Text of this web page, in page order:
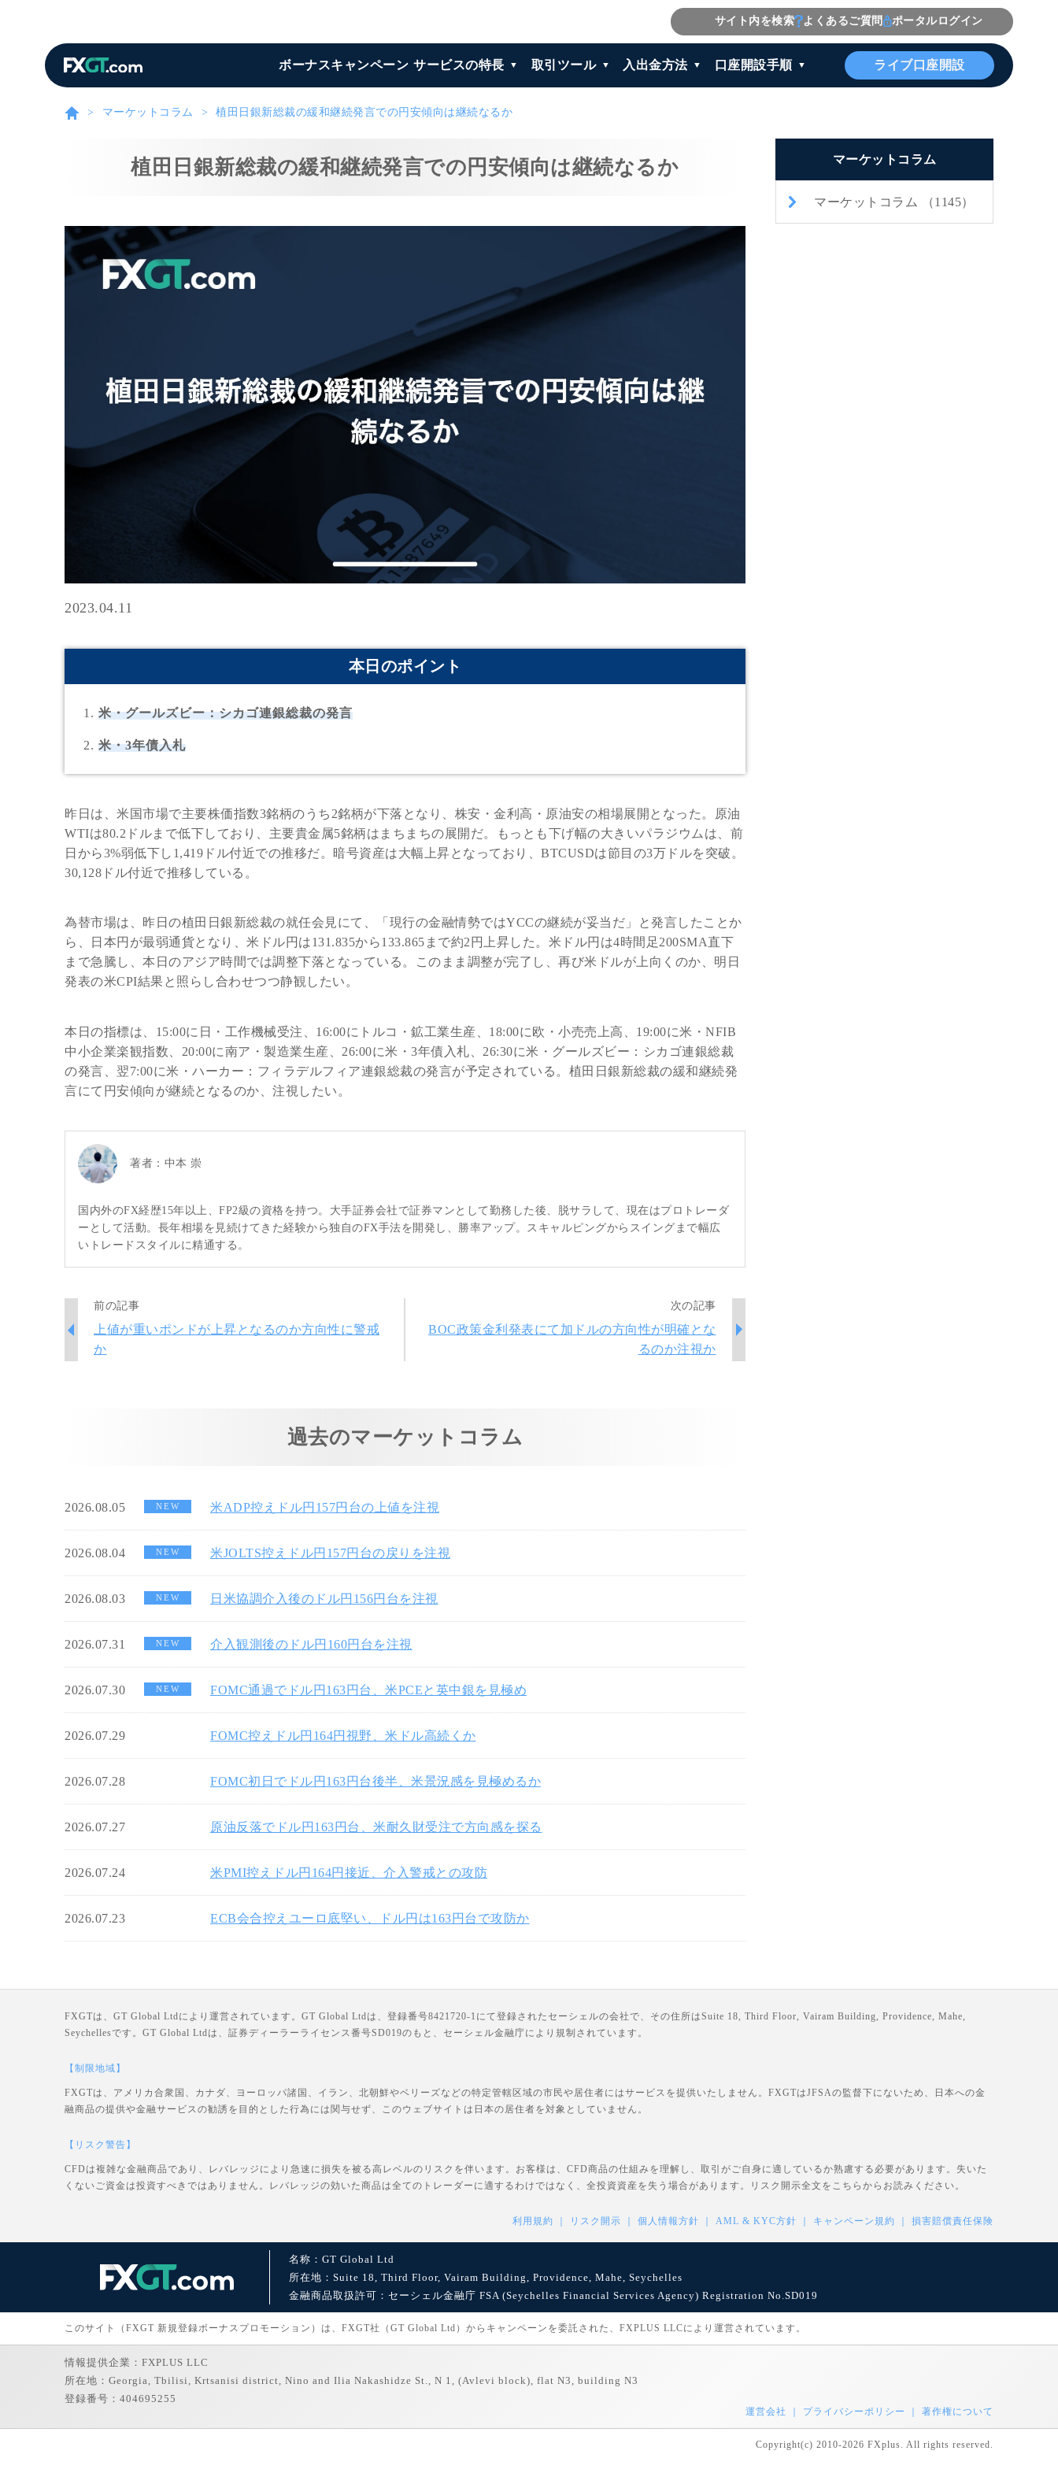
サイト内を検索 よくあるご質問 ポータルログイン
ボーナスキャンペーン サービスの特長 取引ツール 入出金方法 口座開設手順 ライブ口座開設
マーケットコラム 植田日銀新総裁の緩和継続発言での円安傾向は継続なるか
植田日銀新総裁の緩和継続発言での円安傾向は継続なるか
2023.04.11
本日のポイント
米・グールズビー：シカゴ連銀総裁の発言
米・3年債入札
昨日は、米国市場で主要株価指数3銘柄のうち2銘柄が下落となり、株安・金利高・原油安の相場展開となった。原油
WTIは80.2ドルまで低下しており、主要貴金属5銘柄はまちまちの展開だ。もっとも下げ幅の大きいパラジウムは、前
日から3%弱低下し1,419ドル付近での推移だ。暗号資産は大幅上昇となっており、BTCUSDは節目の3万ドルを突破。
30,128ドル付近で推移している。
為替市場は、昨日の植田日銀新総裁の就任会見にて、「現行の金融情勢ではYCCの継続が妥当だ」と発言したことか
ら、日本円が最弱通貨となり、米ドル円は131.835から133.865まで約2円上昇した。米ドル円は4時間足200SMA直下
まで急騰し、本日のアジア時間では調整下落となっている。このまま調整が完了し、再び米ドルが上向くのか、明日
発表の米CPI結果と照らし合わせつつ静観したい。
本日の指標は、15:00に日・工作機械受注、16:00にトルコ・鉱工業生産、18:00に欧・小売売上高、19:00に米・NFIB
中小企業楽観指数、20:00に南ア・製造業生産、26:00に米・3年債入札、26:30に米・グールズビー：シカゴ連銀総裁
の発言、翌7:00に米・ハーカー：フィラデルフィア連銀総裁の発言が予定されている。植田日銀新総裁の緩和継続発
言にて円安傾向が継続となるのか、注視したい。
著者： 中本 崇
国内外のFX経歴15年以上、FP2級の資格を持つ。大手証券会社で証券マンとして勤務した後、脱サラして、現在はプロトレーダ
ーとして活動。長年相場を見続けてきた経験から独自のFX手法を開発し、勝率アップ。スキャルピングからスイングまで幅広
いトレードスタイルに精通する。
前の記事
上値が重いポンドが上昇となるのか方向性に警戒
か
次の記事
BOC政策金利発表にて加ドルの方向性が明確とな
るのか注視か
過去のマーケットコラム
2026.08.05 NEW 米ADP控えドル円157円台の上値を注視
2026.08.04 NEW 米JOLTS控えドル円157円台の戻りを注視
2026.08.03 NEW 日米協調介入後のドル円156円台を注視
2026.07.31 NEW 介入観測後のドル円160円台を注視
2026.07.30 NEW FOMC通過でドル円163円台、米PCEと英中銀を見極め
2026.07.29 FOMC控えドル円164円視野、米ドル高続くか
2026.07.28 FOMC初日でドル円163円台後半、米景況感を見極めるか
2026.07.27 原油反落でドル円163円台、米耐久財受注で方向感を探る
2026.07.24 米PMI控えドル円164円接近、介入警戒との攻防
2026.07.23 ECB会合控えユーロ底堅い、ドル円は163円台で攻防か
マーケットコラム
マーケットコラム （1145）
FXGTは、GT Global Ltdにより運営されています。GT Global Ltdは、登録番号8421720-1にて登録されたセーシェルの会社で、その住所はSuite 18, Third Floor, Vairam Building, Providence, Mahe,
Seychellesです。GT Global Ltdは、証券ディーラーライセンス番号SD019のもと、セーシェル金融庁により規制されています。
【制限地域】
FXGTは、アメリカ合衆国、カナダ、ヨーロッパ諸国、イラン、北朝鮮やベリーズなどの特定管轄区域の市民や居住者にはサービスを提供いたしません。FXGTはJFSAの監督下にないため、日本への金
融商品の提供や金融サービスの勧誘を目的とした行為には関与せず、このウェブサイトは日本の居住者を対象としていません。
【リスク警告】
CFDは複雑な金融商品であり、レバレッジにより急速に損失を被る高レベルのリスクを伴います。お客様は、CFD商品の仕組みを理解し、取引がご自身に適しているか熟慮する必要があります。失いた
くないご資金は投資すべきではありません。レバレッジの効いた商品は全てのトレーダーに適するわけではなく、全投資資産を失う場合があります。リスク開示全文を こちら からお読みください。
利用規約 リスク開示 個人情報方針 AML & KYC方針 キャンペーン規約 損害賠償責任保険
名称：GT Global Ltd
所在地：Suite 18, Third Floor, Vairam Building, Providence, Mahe, Seychelles
金融商品取扱許可：セーシェル金融庁 FSA (Seychelles Financial Services Agency) Registration No.SD019
このサイト（FXGT 新規登録ボーナスプロモーション）は、FXGT社（GT Global Ltd）からキャンペーンを委託された、FXPLUS LLCにより運営されています。
情報提供企業：FXPLUS LLC
所在地：Georgia, Tbilisi, Krtsanisi district, Nino and Ilia Nakashidze St., N 1, (Avlevi block), flat N3, building N3
登録番号：404695255
運営会社 プライバシーポリシー 著作権について
Copyright(c) 2010-2026 FXplus. All rights reserved.